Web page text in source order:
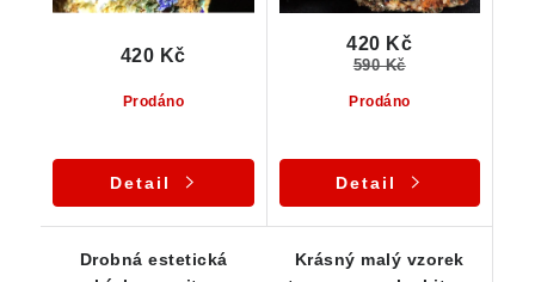
Prodáno
420 Kč
Detail
Prodáno
420 Kč
590 Kč
Detail
Drobná estetická
Krásný malý vzorek